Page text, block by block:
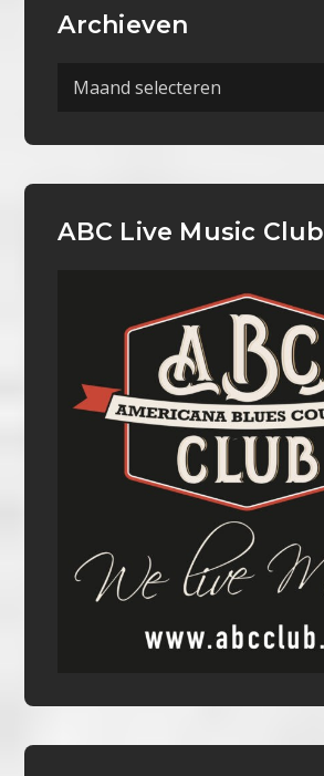
Archieven
Archieven
ABC Live Music Club